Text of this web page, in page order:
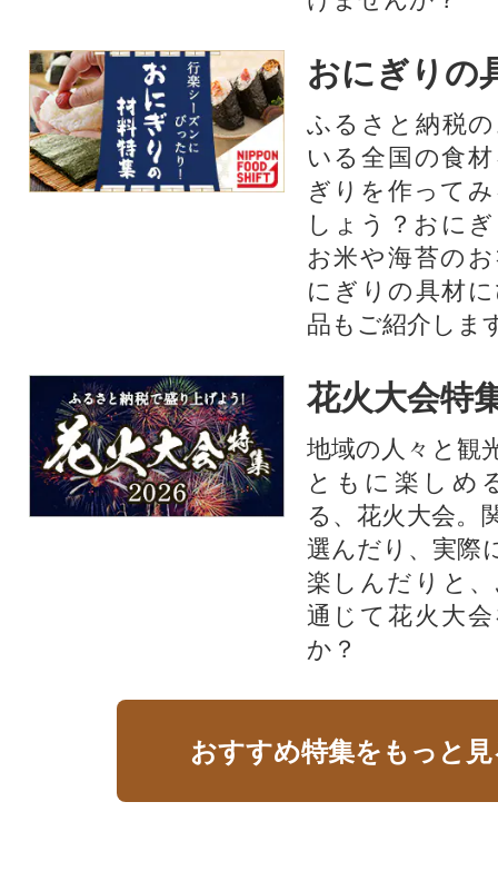
おにぎりの
ふるさと納税
いる全国の食
ぎりを作って
しょう？おに
お米や海苔の
にぎりの具材
品もご紹介しま
花火大会特
地域の人々と観
ともに楽しめ
る、花火大会。
選んだり、実際
楽しんだりと
通じて花火大
か？​
おすすめ特集をもっと